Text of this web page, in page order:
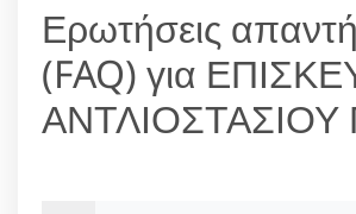
Ερωτήσεις
(FAQ) για
ΑΝΤΛΙΟΣΤΑΣΙΟΥ